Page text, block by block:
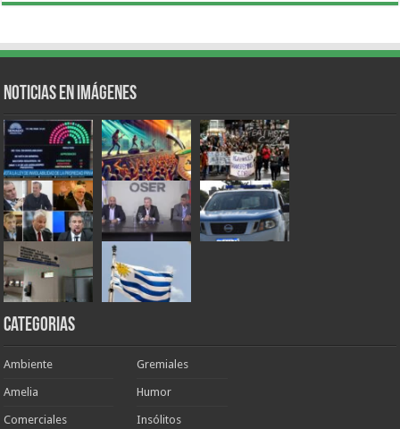
Noticias en Imágenes
Categorias
Ambiente
Amelia
Comerciales
Gremiales
Humor
Insólitos